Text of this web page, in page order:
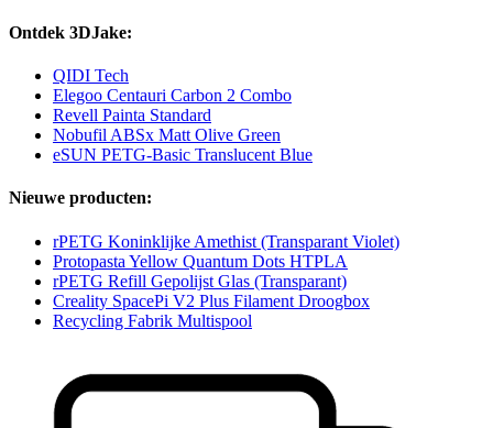
Ontdek 3DJake:
QIDI Tech
Elegoo Centauri Carbon 2 Combo
Revell Painta Standard
Nobufil ABSx Matt Olive Green
eSUN PETG-Basic Translucent Blue
Nieuwe producten:
rPETG Koninklijke Amethist (Transparant Violet)
Protopasta Yellow Quantum Dots HTPLA
rPETG Refill Gepolijst Glas (Transparant)
Creality SpacePi V2 Plus Filament Droogbox
Recycling Fabrik Multispool